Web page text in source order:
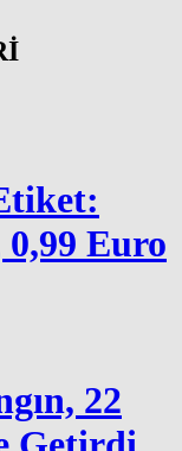
Euro
22